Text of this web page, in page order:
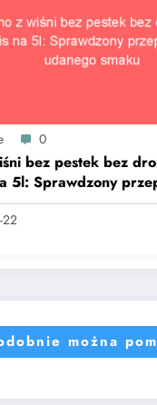
0
bez pestek bez
5l: Sprawdzony
smaku
22
można